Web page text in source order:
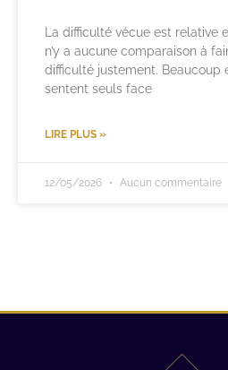
La difficulté vécue est relative
n’y a aucune comparaison à
difficulté justement. Beaucoup
sentent seuls face
LIRE PLUS »
12/05/2026 Aucun commentaire